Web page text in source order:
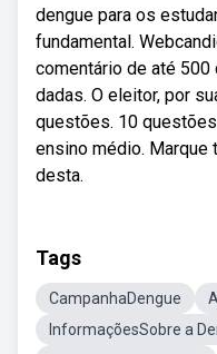
dengue para os
fundamental.
comentário de até
dadas. O eleitor, por
questões. 10
ensino médio.
desta.
Tags
CampanhaDengue
InformaçõesSobre a